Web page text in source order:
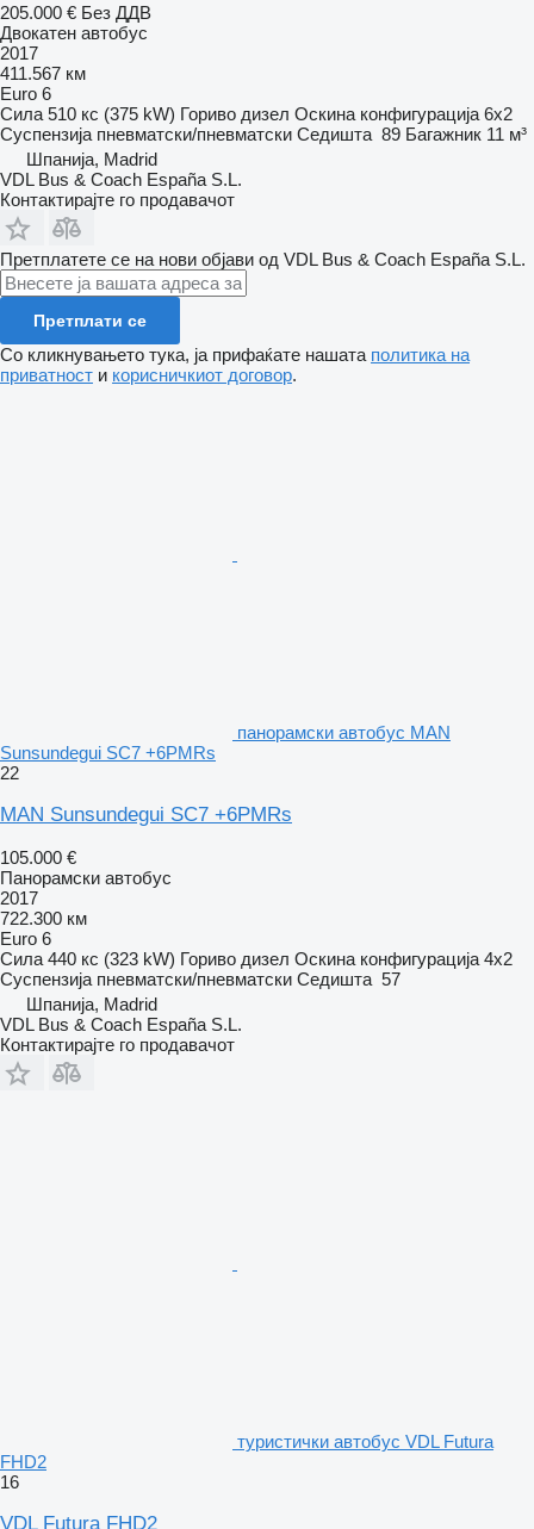
205.000 € Без ДДВ
Двокатен автобус
2017
411.567 км
Euro 6
Сила 510 кс (375 kW) Гориво дизел Оскина конфигурација 6x2
Суспензија пневматски/пневматски Седишта 89 Багажник 11 м³
Шпанија, Madrid
VDL Bus & Coach España S.L.
Контактирајте го продавачот
Претплатете се на нови објави од VDL Bus & Coach España S.L.
Претплати се
Со кликнувањето тука, ја прифаќате нашата политика на
приватност и корисничкиот договор.
панорамски автобус MAN
Sunsundegui SC7 +6PMRs
22
MAN Sunsundegui SC7 +6PMRs
105.000 €
Панорамски автобус
2017
722.300 км
Euro 6
Сила 440 кс (323 kW) Гориво дизел Оскина конфигурација 4x2
Суспензија пневматски/пневматски Седишта 57
Шпанија, Madrid
VDL Bus & Coach España S.L.
Контактирајте го продавачот
туристички автобус VDL Futura
FHD2
16
VDL Futura FHD2